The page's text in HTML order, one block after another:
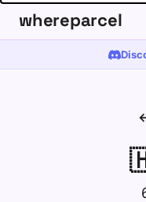
whereparcel